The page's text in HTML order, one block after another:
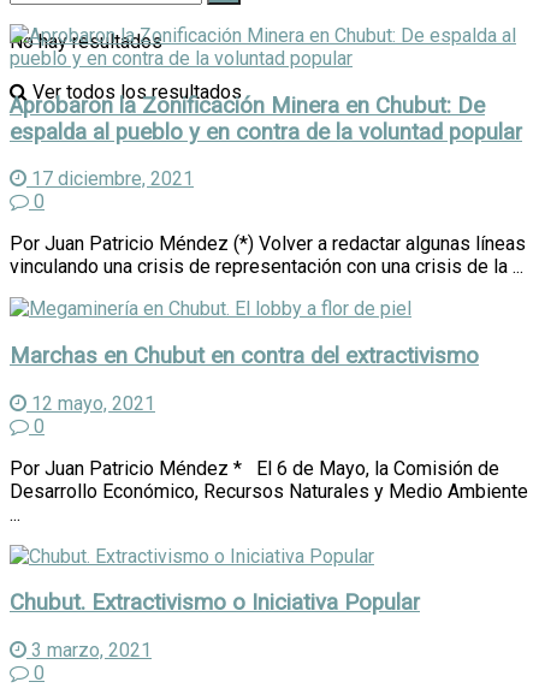
No hay resultados
Ver todos los resultados
Aprobaron la Zonificación Minera en Chubut: De
espalda al pueblo y en contra de la voluntad popular
17 diciembre, 2021
0
Por Juan Patricio Méndez (*) Volver a redactar algunas líneas
vinculando una crisis de representación con una crisis de la ...
Marchas en Chubut en contra del extractivismo
12 mayo, 2021
0
Por Juan Patricio Méndez * El 6 de Mayo, la Comisión de
Desarrollo Económico, Recursos Naturales y Medio Ambiente
...
Chubut. Extractivismo o Iniciativa Popular
3 marzo, 2021
0